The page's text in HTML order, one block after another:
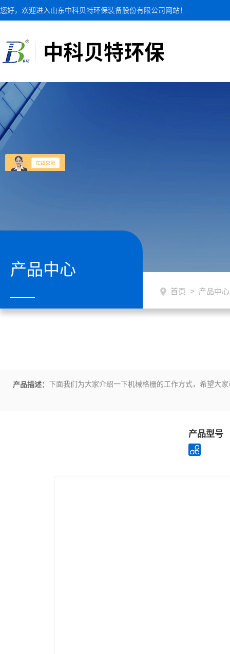
您好，欢迎进入山东中科贝特环保装备股份有限公司网站！
产品中心
首页 > 产品中心
产品描述： 下面我们为大家介绍一下机械格栅的工作方式，希望大
产品型号